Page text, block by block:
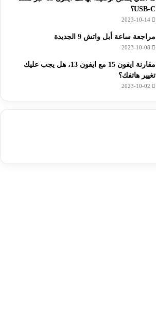
USB-C؟
2023-10-14
مراجعة ساعة أبل واتش 9 الجديدة
2023-10-08
مقارنة ايفون 15 مع ايفون 13، هل يجب عليك
تغيير هاتفك؟
2023-10-02